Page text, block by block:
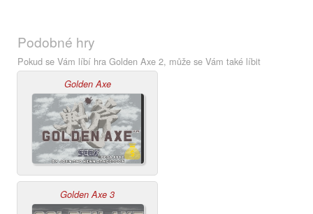
Podobné hry
Pokud se Vám líbí hra Golden Axe 2, může se Vám také líbit
Golden Axe
Golden Axe 3